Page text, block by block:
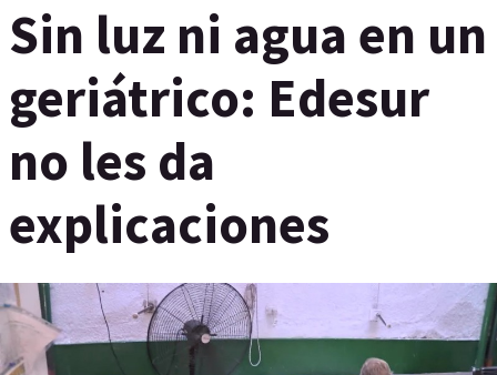
Sin luz ni agua en un
geriátrico: Edesur
no les da
explicaciones